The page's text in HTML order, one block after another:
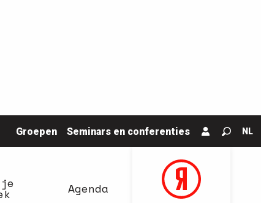
Groepen Seminars en conferenties
Zoek
NL
Agenda